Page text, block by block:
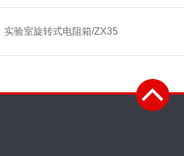
实验室旋转式电阻箱/ZX35